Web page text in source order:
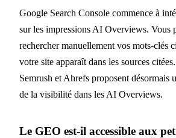
Google Search Console commence à
sur les impressions AI Overviews. Vous
rechercher manuellement vos mots-clés
votre site apparaît dans les sources
Semrush et Ahrefs proposent désormais
de la visibilité dans les AI Overviews.
Le GEO est-il accessible aux